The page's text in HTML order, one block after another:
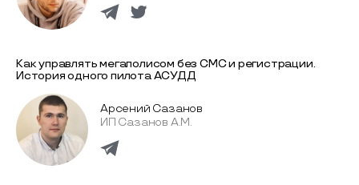
Как управлять мегаполисом без СМС и регистрации.
История одного пилота АСУДД
Арсений Сазанов
ИП Сазанов А.М.